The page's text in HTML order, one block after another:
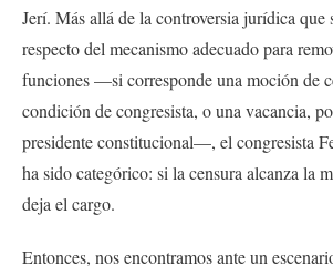
Jerí. Más allá de la controversia jurídica que
respecto del mecanismo adecuado para
funciones —si corresponde una moción de
condición de congresista, o una vacancia,
presidente constitucional—, el congresista
ha sido categórico: si la censura alcanza la
deja el cargo.
Entonces, nos encontramos ante un